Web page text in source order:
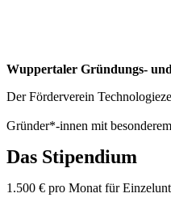
Wuppertaler Gründungs-
Der Förderverein
Gründer*-innen mit
Das Stipendium
1.500 € pro Monat für